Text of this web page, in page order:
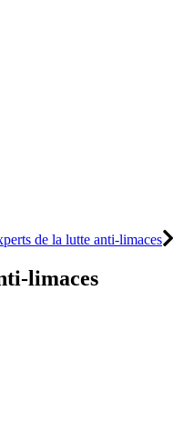
de la lutte anti-limaces
limaces